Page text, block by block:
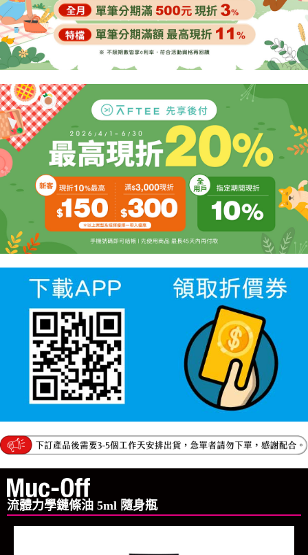
流體力學鏈條油 5ml 隨身瓶